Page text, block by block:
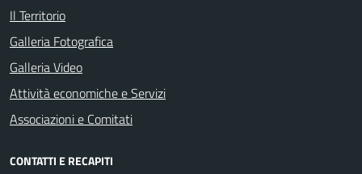
Il Territorio
Galleria Fotografica
Galleria Video
Attività economiche e Servizi
Associazioni e Comitati
CONTATTI E RECAPITI